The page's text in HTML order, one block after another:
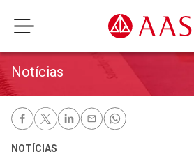
Notícias
NOTÍCIAS